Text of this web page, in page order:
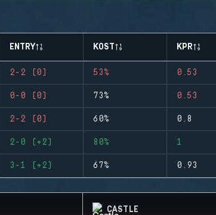
ENTRY KOST KPR
2-2 (0) 53% 0.53
0-0 (0) 73% 0.53
2-2 (0) 60% 0.8
2-0 (+2) 80% 1
3-1 (+2) 67% 0.93
CASTLE